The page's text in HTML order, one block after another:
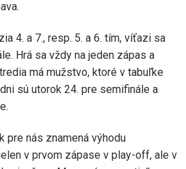
4. a 7., resp. 5. a 6. tím, víťazi sa
Hrá sa vždy na jeden zápas a
má mužstvo, ktoré v tabuľke
sú utorok 24. pre semifinále a
pre nás znamená výhodu
v prvom zápase v play-off, ale v